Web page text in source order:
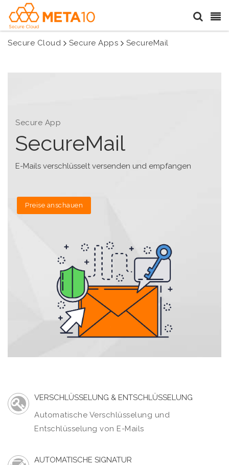
Secure Cloud Secure Apps SecureMail
Secure App
SecureMail
E-Mails verschlüsselt versenden und empfangen
Preise anschauen
VERSCHLÜSSELUNG & ENTSCHLÜSSELUNG
Automatische Verschlüsselung und
Entschlüsselung von E-Mails
AUTOMATISCHE SIGNATUR